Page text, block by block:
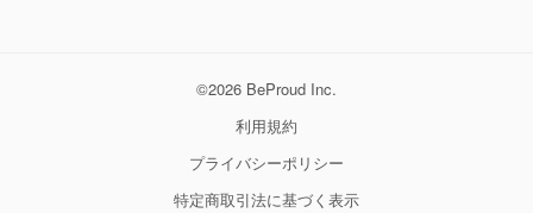
©2026 BeProud Inc.
利用規約
プライバシーポリシー
特定商取引法に基づく表示